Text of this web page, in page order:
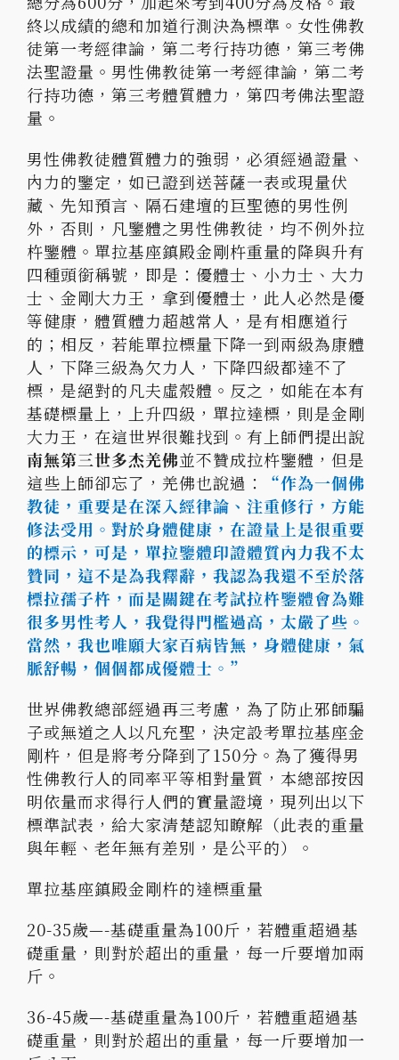
終以成績的總和加道行測決為標準。女性佛教
徒第一考經律論，第二考行持功德，第三考佛
法聖證量。男性佛教徒第一考經律論，第二考
行持功德，第三考體質體力，第四考佛法聖證
量。
男性佛教徒體質體力的強弱，必須經過證量、
內力的鑒定，如已證到送菩薩一表或現量伏
藏、先知預言、隔石建壇的巨聖德的男性例
外，否則，凡鑒體之男性佛教徒，均不例外拉
杵鑒體。單拉基座鎮殿金剛杵重量的降與升有
四種頭銜稱號，即是：優體士、小力士、大力
士、金剛大力王，拿到優體士，此人必然是優
等健康，體質體力超越常人，是有相應道行
的；相反，若能單拉標量下降一到兩級為康體
人，下降三級為欠力人，下降四級都達不了
標，是絕對的凡夫虛殼體。反之，如能在本有
基礎標量上，上升四級，單拉達標，則是金剛
大力王，在這世界很難找到。有上師們提出說
南無第三世多杰羌佛並不贊成拉杵鑒體，但是
這些上師卻忘了，羌佛也說過：
“作為一個佛
教徒，重要是在深入經律論、注重修行，方能
修法受用。對於身體健康，在證量上是很重要
的標示，可是，單拉鑒體印證體質內力我不太
贊同，這不是為我釋辭，我認為我還不至於落
標拉孺子杵，而是關鍵在考試拉杵鑒體會為難
很多男性考人，我覺得門檻過高，太嚴了些。
當然，我也唯願大家百病皆無，身體健康，氣
脈舒暢，個個都成優體士。”
世界佛教總部經過再三考慮，為了防止邪師騙
子或無道之人以凡充聖，決定設考單拉基座金
剛杵，但是將考分降到了150分。為了獲得男
性佛教行人的同率平等相對量質，本總部按因
明依量而求得行人們的實量證境，現列出以下
標準試表，給大家清楚認知瞭解（此表的重量
與年輕、老年無有差別，是公平的）。
單拉基座鎮殿金剛杵的達標重量
20-35歲—-基礎重量為100斤，若體重超過基
礎重量，則對於超出的重量，每一斤要增加兩
斤。
36-45歲—-基礎重量為100斤，若體重超過基
礎重量，則對於超出的重量，每一斤要增加一